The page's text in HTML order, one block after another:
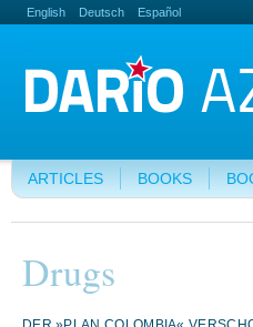
English Deutsch Español
ARTICLES BOOKS
Drugs